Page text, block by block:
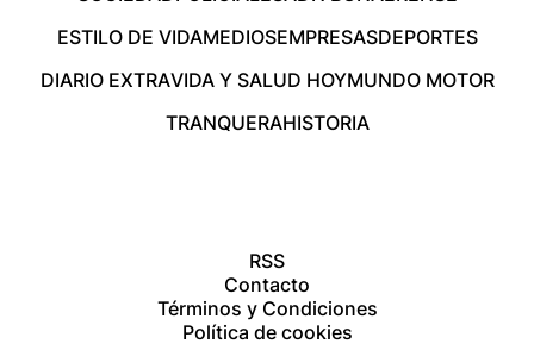
ESTILO DE VIDAMEDIOSEMPRESASDEPORTES
DIARIO EXTRAVIDA Y SALUD HOYMUNDO MOTOR
TRANQUERAHISTORIA
RSS
Contacto
Términos y Condiciones
Política de cookies